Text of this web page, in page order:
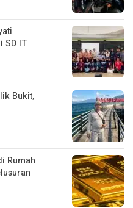
SD IT
Bukit,
Rumah